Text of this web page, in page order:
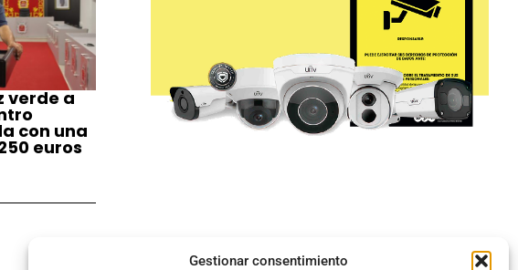
Gestionar consentimiento
verde a
con una
euros